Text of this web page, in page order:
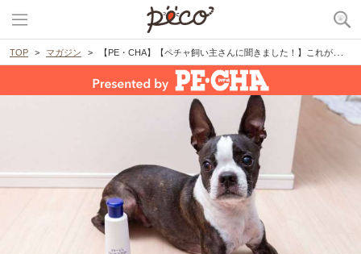
TOP マガジン 【PE・CHA】【ペチャ飼い主さんに聞きました！】これが我が家の美容方法（その3）